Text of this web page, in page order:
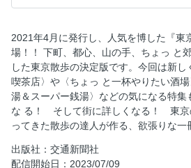
4御茶ノ水・神保町
5日本橋・人形町
6銀座・有楽町・日比谷
7芝・浜松町・竹芝
8原宿・青山・神宮外苑
9渋谷・松濤
10新宿
2021年4月に発行し、人気を博した『東
場！！ 下町、都心、山の手、ちょっ と
した東京散歩の決定版です。今回は新
喫茶店〉や〈ちょっ と一杯やりたい酒
湯＆スーパー銭湯〉などの気になる特集
な る！ そして街に詳しくなる！ 東京
ってきた散歩の達人が作る、欲張りな一
出版社：交通新聞社
配信開始日：2023/07/09